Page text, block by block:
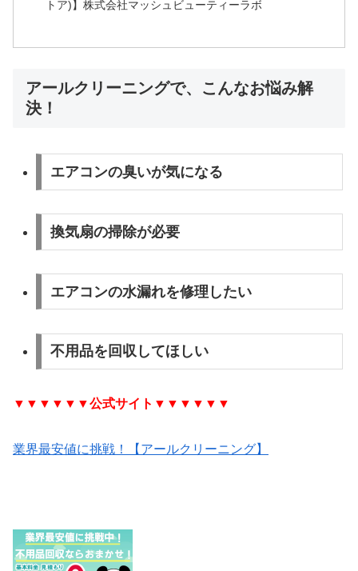
トア)】株式会社マッシュビューティーラボ
アールクリーニングで、こんなお悩み解
決！
エアコンの臭いが気になる
換気扇の掃除が必要
エアコンの水漏れを修理したい
不用品を回収してほしい
▼▼▼▼▼▼公式サイト ▼▼▼▼▼▼
業界最安値に挑戦！【アールクリーニング】